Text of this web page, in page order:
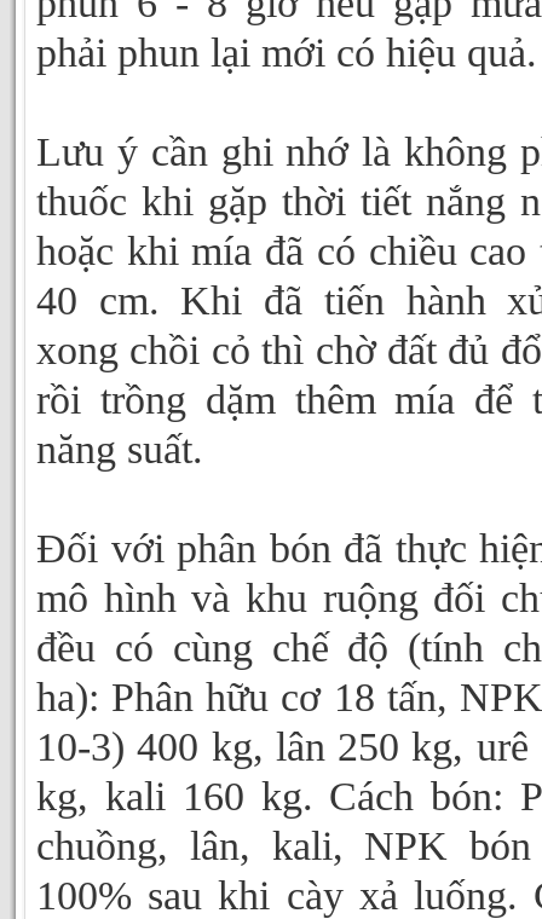
phải phun lại mới có hiệu quả.
Lưu ý cần ghi nhớ là không
thuốc khi gặp thời tiết nắng
hoặc khi mía đã có chiều cao
40 cm. Khi đã tiến hành
xong chồi cỏ thì chờ đất đủ
rồi trồng dặm thêm mía để
năng suất.
Đối với phân bón đã thực
mô hình và khu ruộng đối
đều có cùng chế độ (tính
ha): Phân hữu cơ 18 tấn,
10-3) 400 kg, lân 250 kg, urê
kg, kali 160 kg. Cách bón:
chuồng, lân, kali, NPK bón
100% sau khi cày xả luống.